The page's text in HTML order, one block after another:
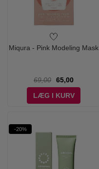
Miqura - Pink Modeling Mask
69,00
65,00
LÆG I KURV
-20%